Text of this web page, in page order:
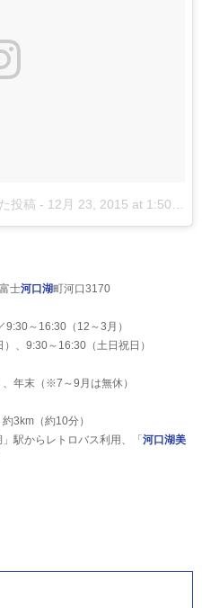
投稿 - 12月 23, 2015 at 1:50午前 PST
士河口湖町河口3170
9:30～16:30（12～3月）
、9:30～16:30（土日祝日）
年末（※7～9月は無休）
3km（約10分）
駅からレトロバス利用、「 河口湖美